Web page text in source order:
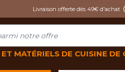
Livraison offerte dès 49€ d'achat
MATÉRIELS DE CUISINE DE